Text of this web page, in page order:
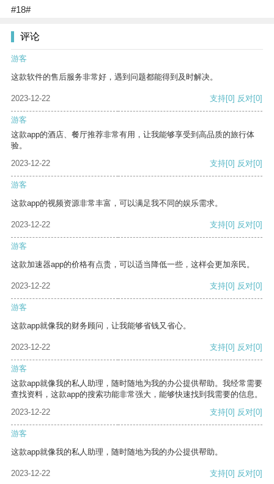
#18#
评论
游客
这款软件的售后服务非常好，遇到问题都能得到及时解决。
2023-12-22 支持[0] 反对[0]
游客
这款app的酒店、餐厅推荐非常有用，让我能够享受到高品质的旅行体
验。
2023-12-22
支持[0] 反对[0]
游客
这款app的视频资源非常丰富，可以满足我不同的娱乐需求。
2023-12-22 支持[0] 反对[0]
游客
这款加速器app的价格有点贵，可以适当降低一些，这样会更加亲民。
2023-12-22 支持[0] 反对[0]
游客
这款app就像我的财务顾问，让我能够省钱又省心。
2023-12-22 支持[0] 反对[0]
游客
这款app就像我的私人助理，随时随地为我的办公提供帮助。我经常需要
查找资料，这款app的搜索功能非常强大，能够快速找到我需要的信息。
2023-12-22
支持[0] 反对[0]
游客
这款app就像我的私人助理，随时随地为我的办公提供帮助。
2023-12-22 支持[0] 反对[0]